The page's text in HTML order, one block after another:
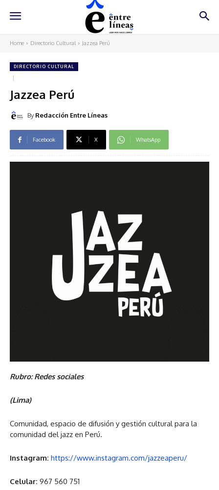
Home Directorio Cultural Jazzea Perú
DIRECTORIO CULTURAL
Jazzea Perú
By Redacción Entre Líneas
Facebook X WhatsApp
Rubro: Redes sociales
(Lima)
Comunidad, espacio de difusión y gestión cultural para la
comunidad del jazz en Perú.
Instagram: https://www.instagram.com/jazzeaperu/
Celular: 967 560 751